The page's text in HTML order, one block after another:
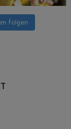
folgen